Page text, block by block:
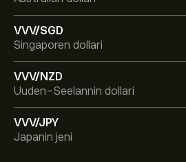
VVV/SGD
Singaporen dollari
VVV/NZD
Uuden-Seelannin dollari
VVV/JPY
Japanin jeni